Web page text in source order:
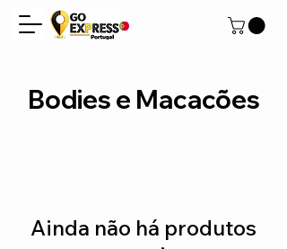
Bodies e Macacões
Ainda não há produtos